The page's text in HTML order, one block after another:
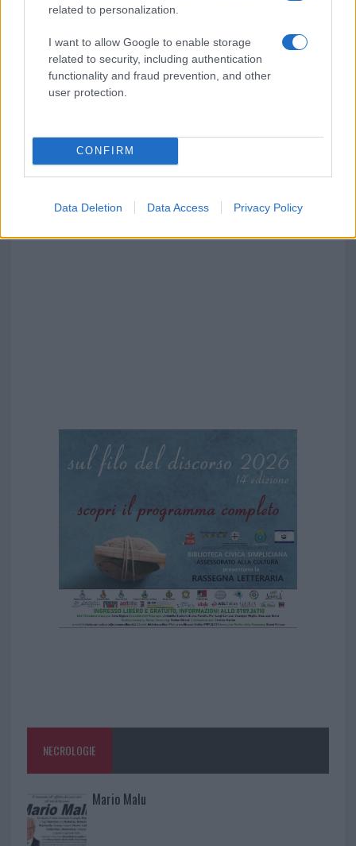
related to personalization.
I want to allow Google to enable storage
related to security, including authentication
functionality and fraud prevention, and other
user protection.
CONFIRM
Data Deletion Data Access Privacy Policy
NECROLOGIE
Mario Malu